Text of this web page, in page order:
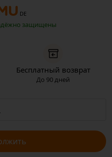
DE
защищены
Бесплатный возврат
До 90 дней